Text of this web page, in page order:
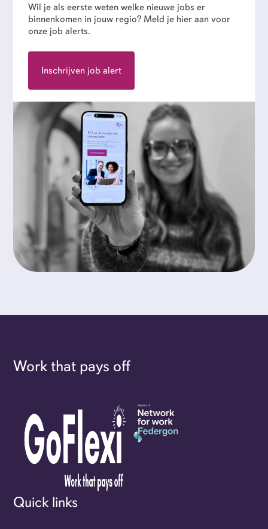
Wil je als eerste weten welke nieuwe jobs er
binnenkomen in jouw regio? Meld je hier aan voor
onze job alerts.
Inschrijven job alert
Work that pays off
Quick links